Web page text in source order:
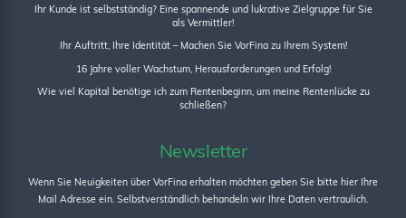
Ihr Kunde ist selbstständig? Eine spannende und lukrative Zielgruppe für Sie
als Vermittler!
Ihr Auftritt, Ihre Identität – Machen Sie VorFina zu Ihrem System!
16 Jahre voller Wachstum, Herausforderungen und Erfolg!
Wie viel Kapital benötige ich zum Rentenbeginn, um meine Rentenlücke zu
schließen?
Newsletter
Wenn Sie Neuigkeiten über VorFina erhalten möchten geben Sie bitte hier Ihre
Mail Adresse ein. Selbstverständlich behandeln wir Ihre Daten vertraulich.